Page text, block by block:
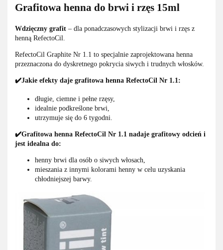
Grafitowa henna do brwi i rzęs 15ml
Wdzięczny grafit – dla ponadczasowych stylizacji brwi i rzęs z
henną RefectoCil.
RefectoCil Graphite Nr 1.1 to specjalnie zaprojektowana henna
przeznaczona do dyskretnego pokrycia siwych i trudnych włosków.
✔️Jakie efekty daje grafitowa henna RefectoCil Nr 1.1:
długie, ciemne i pełne rzęsy,
idealnie podkreślone brwi,
utrzymuje się do 6 tygodni.
✔️Grafitowa henna RefectoCil Nr 1.1 nadaje grafitowy odcień i
jest idealna do:
henny brwi dla osób o siwych włosach,
mieszania z innymi kolorami henny w celu uzyskania
chłodniejszej barwy.